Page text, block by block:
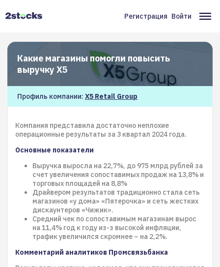
Меню
учётной
записи
пользователя
Регистрация Войти
Какие магазины помогли повысить
выручку X5
Профиль компании: X5 Retail Group
Компания представила достаточно неплохие
операционные результаты за 3 квартал 2024 года.
Основные показатели
Выручка выросла на 22,7%, до 975 млрд рублей за
счет увеличения сопоставимых продаж на 13,8% и
торговых площадей на 8,8%
Драйвером результатов традиционно стала сеть
магазинов «у дома» «Пятерочка» и сеть жестких
дискаунтеров «Чижик».
Средний чек по сопоставимым магазинам вырос
на 11,4% год к году из-з высокой инфляции,
трафик увеличился скромнее – на 2,2%.
Комментарий аналитиков Промсвязьбанка